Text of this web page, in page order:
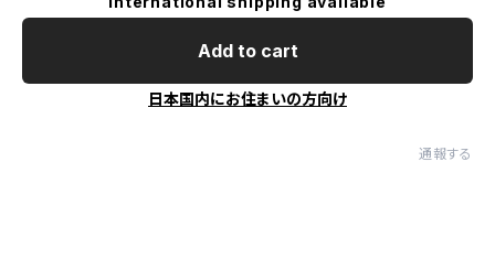
Add to cart
日本国内にお住まいの方向け
通報する